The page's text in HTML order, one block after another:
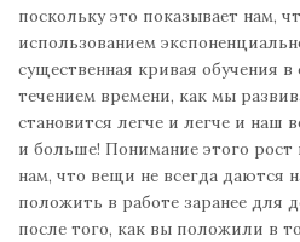
поскольку это показывает нам,
использованием
существенная кривая обучения в
течением времени, как мы
становится легче и легче и наш
и больше! Понимание этого
нам, что вещи не всегда даются
положить в работе заранее для
после того, как вы положили в